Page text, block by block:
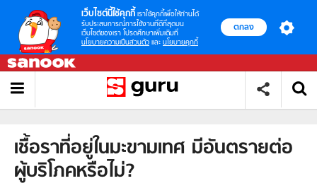
เว็บไซต์นี้ใช้คุกกี้ เราใช้คุกกี้เพื่อให้ท่านได้
รับประสบการณ์การใช้งานที่ดีที่สุดบน
เว็บไซต์ของเรา โปรดศึกษาเพิ่มเติมที่
นโยบายความเป็นส่วนตัว และ นโยบายคุกกี้
ตกลง
เชื้อราที่อยู่ในมะขามเทศ มีอันตรายต่อ
ผู้บริโภคหรือไม่?